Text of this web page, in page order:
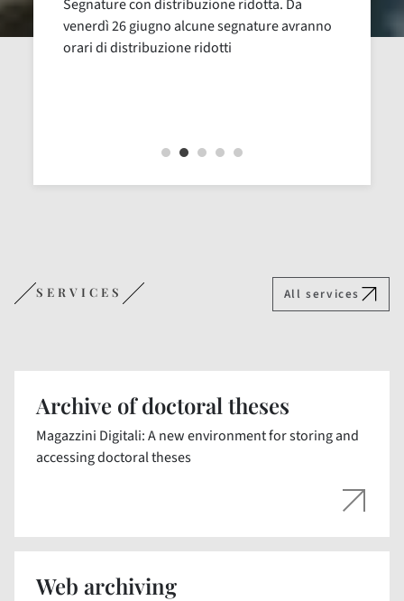
Segnature con distribuzione ridotta. Da
venerdì 26 giugno alcune segnature avranno
orari di distribuzione ridotti
SERVICES All services
Archive of doctoral theses
Magazzini Digitali: A new environment for storing and
accessing doctoral theses
Web archiving